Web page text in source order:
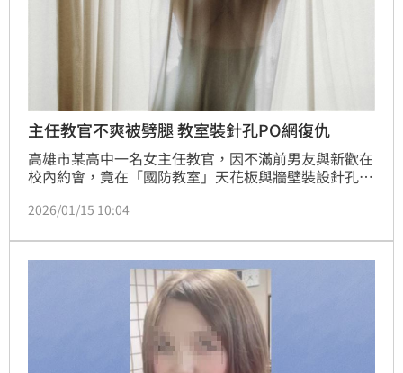
主任教官不爽被劈腿 教室裝針孔PO網復仇
高雄市某高中一名女主任教官，因不滿前男友與新歡在
校內約會，竟在「國防教室」天花板與牆壁裝設針孔攝
委託徵信社人員，將私密性愛影片與照片上傳至網路。
與徵信社人員各6月徒刑，緩刑2年。
2026/01/15 10:04